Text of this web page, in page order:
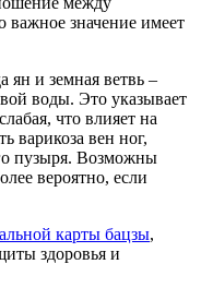
важное значение имеет
ян и земная ветвь –
воды. Это указывает
что влияет на
варикоза вен ног,
пузыря. Возможны
вероятно, если
карты бацзы,
здоровья и